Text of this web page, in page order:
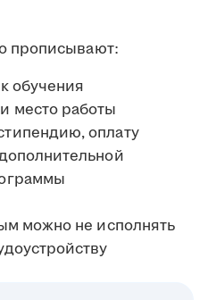
прописывают:
обучения
место работы
оплату
можно не исполнять